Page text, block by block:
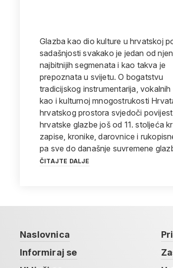
Glazba kao dio kulture u hrvatskoj
sadašnjosti svakako je jedan od
najbitnijih segmenata i kao takva je
prepoznata u svijetu. O bogatstvu
tradicijskog instrumentarija, vokalnih
kao i kulturnoj mnogostrukosti
hrvatskog prostora svjedoči povijest
hrvatske glazbe još od 11. stoljeća
zapise, kronike, darovnice i
pa sve do današnje suvremene
ČITAJTE DALJE
Naslovnica
Informiraj se